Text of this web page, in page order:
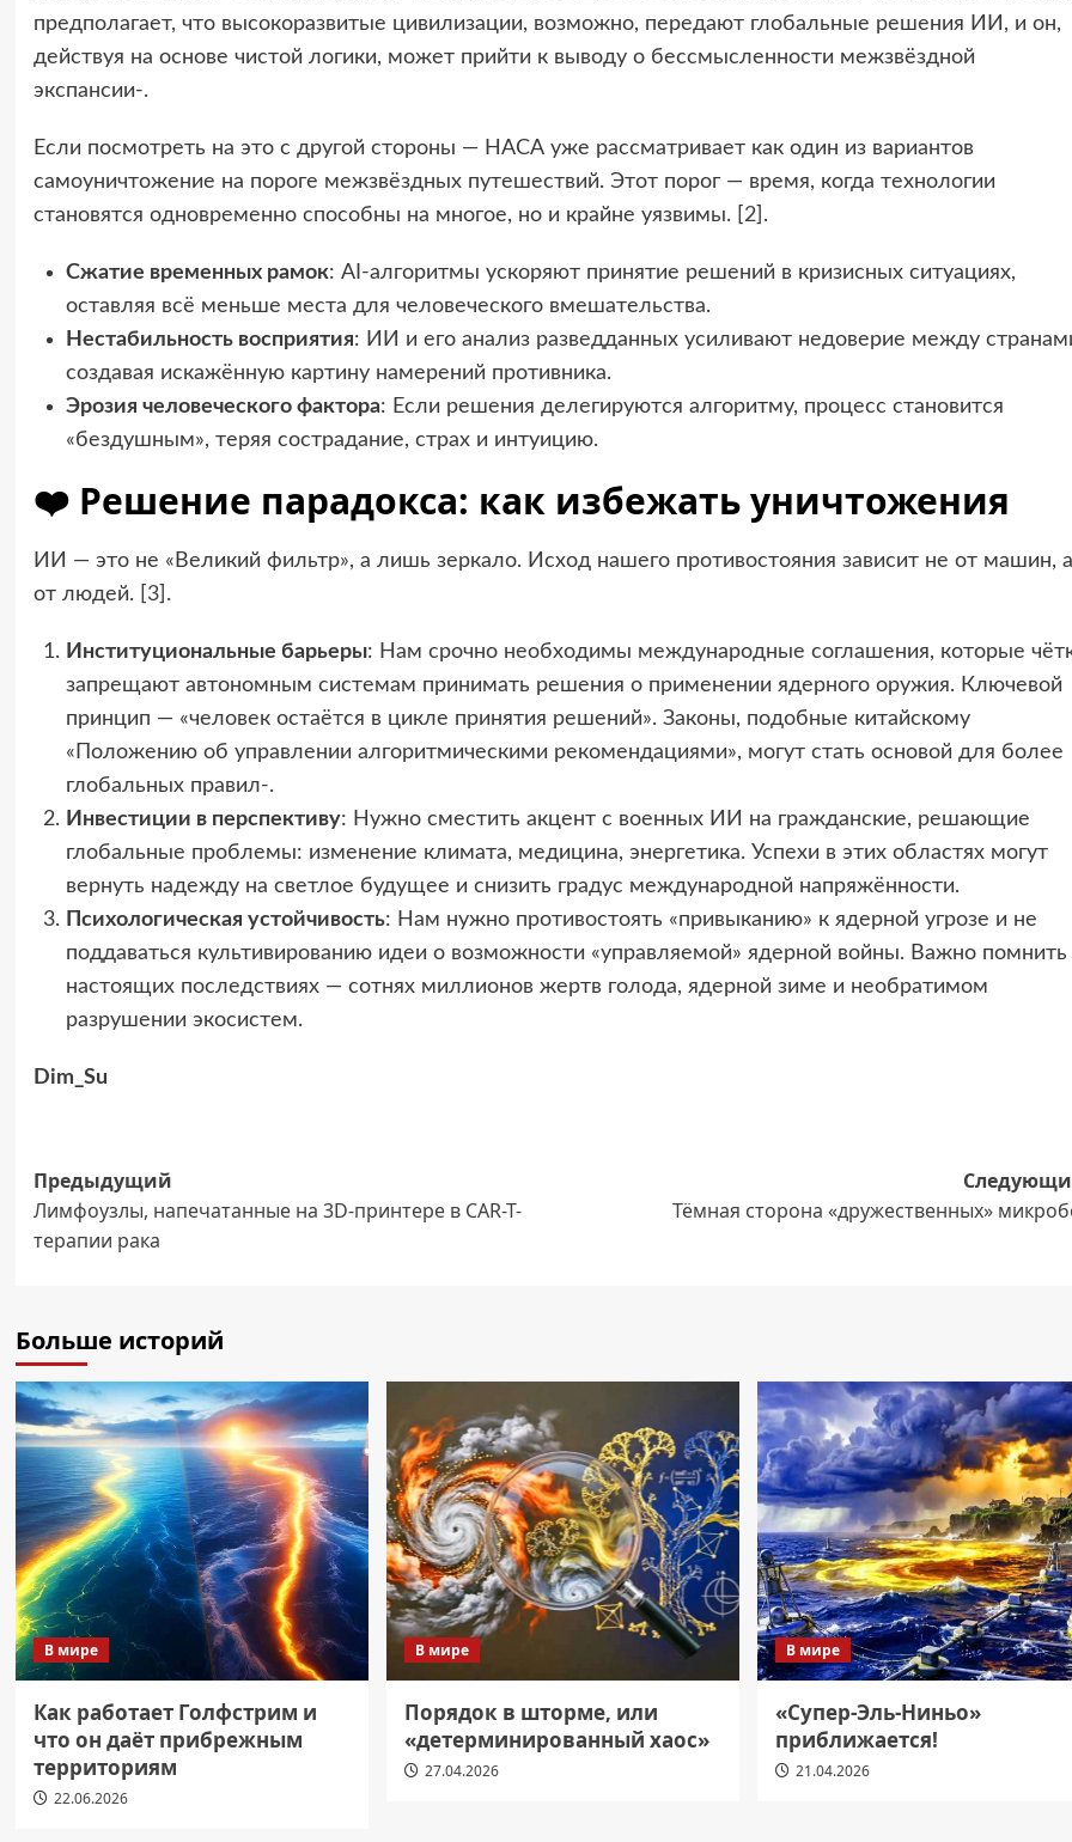
предполагает, что высокоразвитые цивилизации, возможно, передают глобальные решения ИИ, и он,
действуя на основе чистой логики, может прийти к выводу о бессмысленности межзвёздной
экспансии-.
Если посмотреть на это с другой стороны — НАСА уже рассматривает как один из вариантов
самоуничтожение на пороге межзвёздных путешествий. Этот порог — время, когда технологии
становятся одновременно способны на многое, но и крайне уязвимы. [ 2].
Сжатие временных рамок: AI-алгоритмы ускоряют принятие решений в кризисных ситуациях,
оставляя всё меньше места для человеческого вмешательства.
Нестабильность восприятия: ИИ и его анализ разведданных усиливают недоверие между
создавая искажённую картину намерений противника.
Эрозия человеческого фактора: Если решения делегируются алгоритму, процесс становится
«бездушным», теряя сострадание, страх и интуицию.
❤️ Решение парадокса: как избежать уничтожения
ИИ — это не «Великий фильтр», а лишь зеркало. Исход нашего противостояния зависит не от машин, а
от людей. [ 3].
Институциональные барьеры: Нам срочно необходимы международные соглашения, которые
запрещают автономным системам принимать решения о применении ядерного оружия. Ключевой
принцип — «человек остаётся в цикле принятия решений». Законы, подобные китайскому
«Положению об управлении алгоритмическими рекомендациями», могут стать основой для более
глобальных правил-.
Инвестиции в перспективу: Нужно сместить акцент с военных ИИ на гражданские, решающие
глобальные проблемы: изменение климата, медицина, энергетика. Успехи в этих областях могут
вернуть надежду на светлое будущее и снизить градус международной напряжённости.
Психологическая устойчивость: Нам нужно противостоять «привыканию» к ядерной угрозе и не
поддаваться культивированию идеи о возможности «управляемой» ядерной войны. Важно помнить
настоящих последствиях — сотнях миллионов жертв голода, ядерной зиме и необратимом
разрушении экосистем.
Dim_Su
Навигация
записи
Предыдущий
Лимфоузлы, напечатанные на 3D-принтере в CAR-T-
терапии рака
Тёмная сторона «дружественных»
Больше историй
В мире
Как работает Голфстрим и
что он даёт прибрежным
территориям
22.06.2026
В мире
Порядок в шторме, или
«детерминированный хаос»
27.04.2026
В мире
«Супер-Эль-Ниньо»
приближается!
21.04.2026